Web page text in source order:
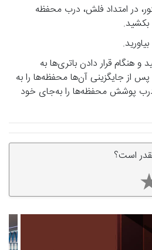
در امتداد فلش، درب محفظه
بکشید.
و هنگام قرار دادن باتری‌ها به
از جایگزینی آن‌ها محفظه‌ها را به
پوشش محفظه‌ها را به‌جای خود
است؟